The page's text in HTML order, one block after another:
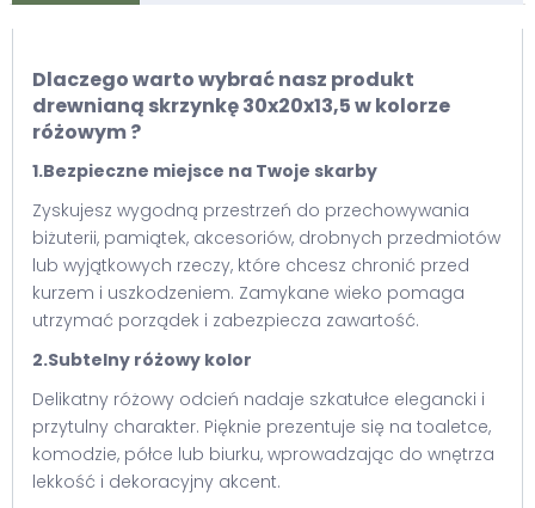
Dlaczego warto wybrać nasz produkt
drewnianą skrzynkę 30x20x13,5 w kolorze
różowym ?
1.Bezpieczne miejsce na Twoje skarby
Zyskujesz wygodną przestrzeń do przechowywania
biżuterii, pamiątek, akcesoriów, drobnych przedmiotów
lub wyjątkowych rzeczy, które chcesz chronić przed
kurzem i uszkodzeniem. Zamykane wieko pomaga
utrzymać porządek i zabezpiecza zawartość.
2.Subtelny różowy kolor
Delikatny różowy odcień nadaje szkatułce elegancki i
przytulny charakter. Pięknie prezentuje się na toaletce,
komodzie, półce lub biurku, wprowadzając do wnętrza
lekkość i dekoracyjny akcent.